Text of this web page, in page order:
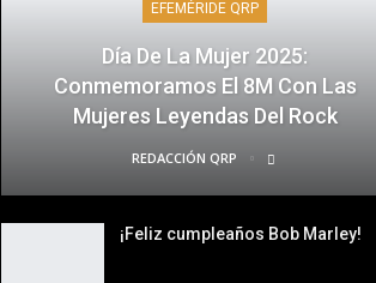
EFEMÉRIDE QRP
Día De La Mujer 2025:
Conmemoramos El 8M Con Las
Mujeres Leyendas Del Rock
REDACCIÓN QRP
¡Feliz cumpleaños Bob Marley!